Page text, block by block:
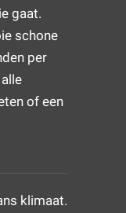
gaat.
schone
per
of een
klimaat.